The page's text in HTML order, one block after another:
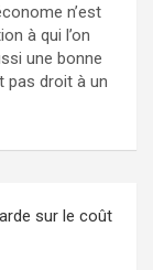
n’est
à qui l’on
une bonne
pas droit à un
sur le coût